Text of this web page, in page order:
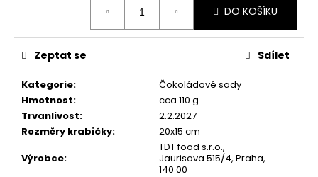
DO KOŠÍKU
Kategorie:
Čokoládové sady
Hmotnost:
cca 110 g
Trvanlivost:
2.2.2027
Rozměry krabičky:
20x15 cm
Výrobce:
TDT food s.r.o.,
Jaurisova 515/4, Praha,
140 00
Zeptat se Sdílet
u
č
e
m
e